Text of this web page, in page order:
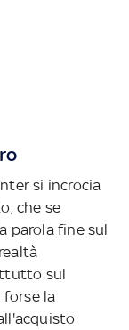
si incrocia
che se
parola fine sul
sul
forse la